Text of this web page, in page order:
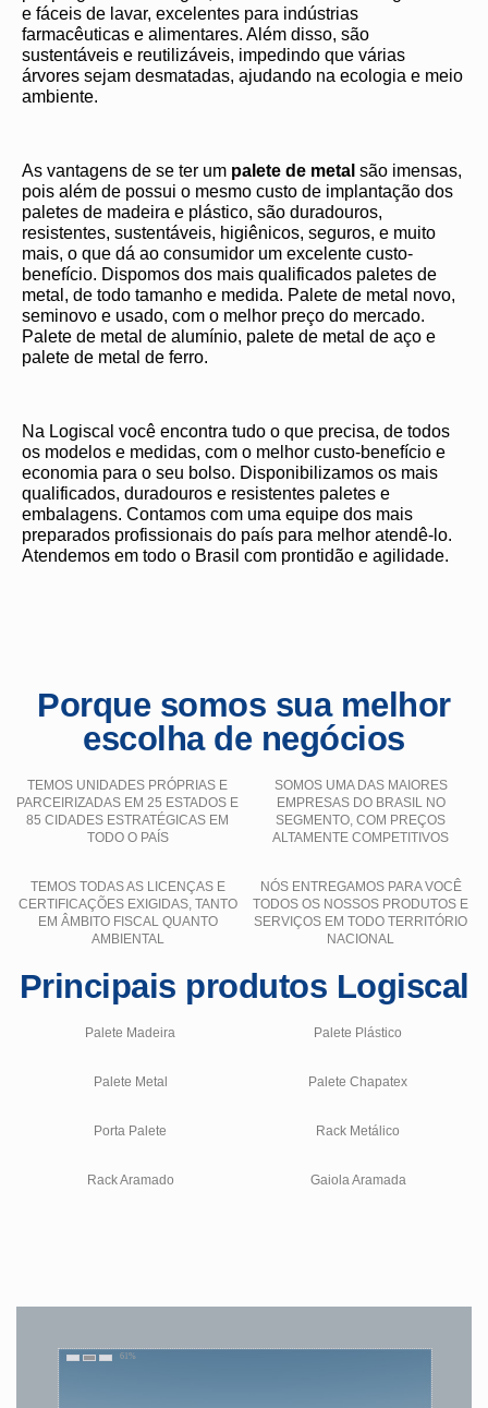
e fáceis de lavar, excelentes para indústrias
farmacêuticas e alimentares. Além disso, são
sustentáveis e reutilizáveis, impedindo que várias
árvores sejam desmatadas, ajudando na ecologia e meio
ambiente.
As vantagens de se ter um palete de metal são imensas,
pois além de possui o mesmo custo de implantação dos
paletes de madeira e plástico, são duradouros,
resistentes, sustentáveis, higiênicos, seguros, e muito
mais, o que dá ao consumidor um excelente custo-
benefício. Dispomos dos mais qualificados paletes de
metal, de todo tamanho e medida. Palete de metal novo,
seminovo e usado, com o melhor preço do mercado.
Palete de metal de alumínio, palete de metal de aço e
palete de metal de ferro.
Na Logiscal você encontra tudo o que precisa, de todos
os modelos e medidas, com o melhor custo-benefício e
economia para o seu bolso. Disponibilizamos os mais
qualificados, duradouros e resistentes paletes e
embalagens. Contamos com uma equipe dos mais
preparados profissionais do país para melhor atendê-lo.
Atendemos em todo o Brasil com prontidão e agilidade.
Porque somos sua melhor
escolha de negócios
TEMOS UNIDADES PRÓPRIAS E
PARCEIRIZADAS EM 25 ESTADOS E
85 CIDADES ESTRATÉGICAS EM
TODO O PAÍS
SOMOS UMA DAS MAIORES
EMPRESAS DO BRASIL NO
SEGMENTO, COM PREÇOS
ALTAMENTE COMPETITIVOS
TEMOS TODAS AS LICENÇAS E
CERTIFICAÇÕES EXIGIDAS, TANTO
EM ÂMBITO FISCAL QUANTO
AMBIENTAL
NÓS ENTREGAMOS PARA VOCÊ
TODOS OS NOSSOS PRODUTOS E
SERVIÇOS EM TODO TERRITÓRIO
NACIONAL
Principais produtos Logiscal
Palete Madeira Palete Plástico
Palete Metal Palete Chapatex
Porta Palete Rack Metálico
Rack Aramado Gaiola Aramada